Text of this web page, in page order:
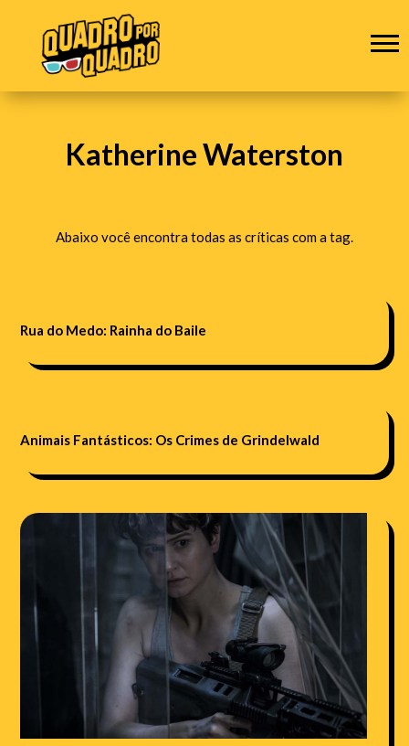
Katherine Waterston
Abaixo você encontra todas as críticas com a tag.
Rua do Medo: Rainha do Baile
Animais Fantásticos: Os Crimes de Grindelwald